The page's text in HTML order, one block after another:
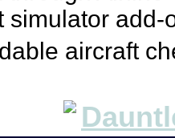
simulator
aircraft